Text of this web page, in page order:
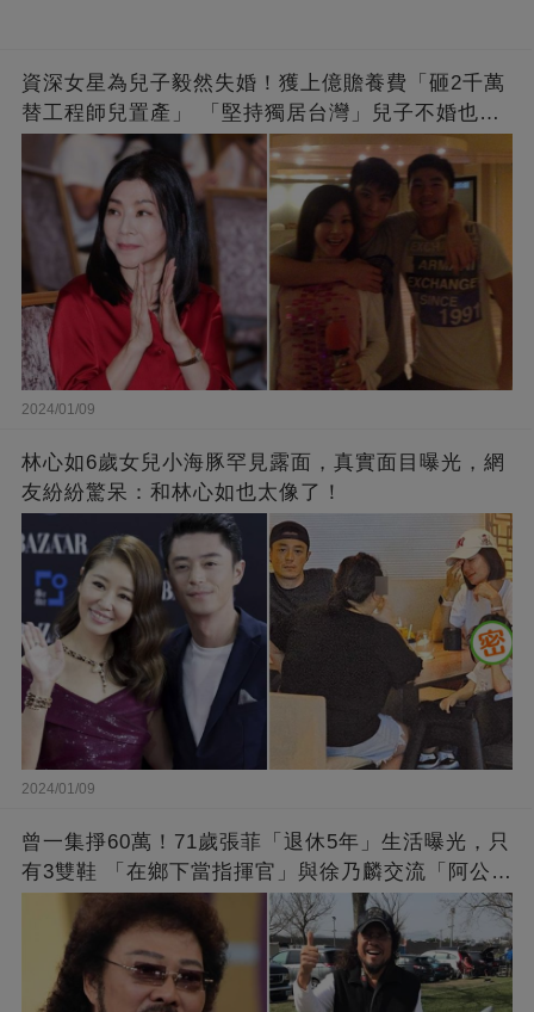
資深女星為兒子毅然失婚！獲上億贍養費「砸2千萬
替工程師兒置產」 「堅持獨居台灣」兒子不婚也支
2024/01/09
林心如6歲女兒小海豚罕見露面，真實面目曝光，網
友紛紛驚呆：和林心如也太像了！
2024/01/09
曾一集掙60萬！71歲張菲「退休5年」生活曝光，只
有3雙鞋 「在鄉下當指揮官」與徐乃麟交流「阿公